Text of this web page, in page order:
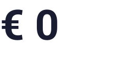
€ 0